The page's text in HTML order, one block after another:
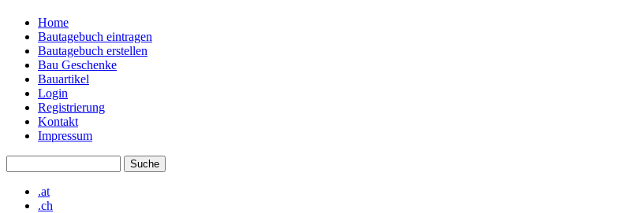
Hauptmenü
Home
Bautagebuch eintragen
Bautagebuch erstellen
Bau Geschenke
Bauartikel
Login
Registrierung
Kontakt
Impressum
.at
.ch